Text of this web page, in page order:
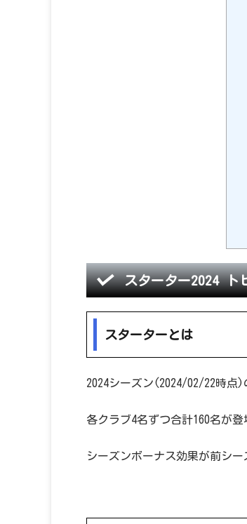
スターター2024 ト
スターターとは
2024シーズン(2024/02/22時点)
各クラブ4名ずつ合計160名が登
シーズンボーナス効果が前シー